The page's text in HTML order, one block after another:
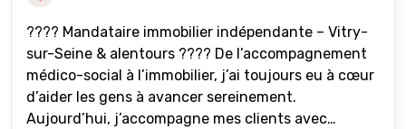
???? Mandataire immobilier indépendante – Vitry-
sur-Seine & alentours ???? De l’accompagnement
médico-social à l’immobilier, j’ai toujours eu à cœur
d’aider les gens à avancer sereinement.
Aujourd’hui, j’accompagne mes clients avec